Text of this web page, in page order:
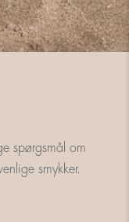
spørgsmål om
smykker.